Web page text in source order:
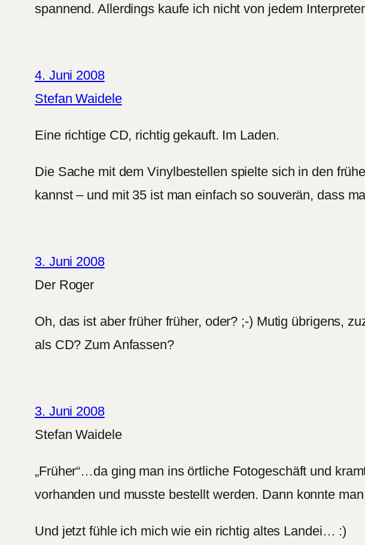
spannend. Allerdings kaufe ich nicht von jedem
4. Juni 2008
Stefan Waidele
Eine richtige CD, richtig gekauft. Im Laden.
Die Sache mit dem Vinylbestellen spielte sich in den
kannst – und mit 35 ist man einfach so souverän, dass
3. Juni 2008
Der Roger
Oh, das ist aber früher früher, oder? ;-) Mutig übrigens,
als CD? Zum Anfassen?
3. Juni 2008
Stefan Waidele
„Früher“…da ging man ins örtliche Fotogeschäft und
vorhanden und musste bestellt werden. Dann konnte
Und jetzt fühle ich mich wie ein richtig altes Landei… :)